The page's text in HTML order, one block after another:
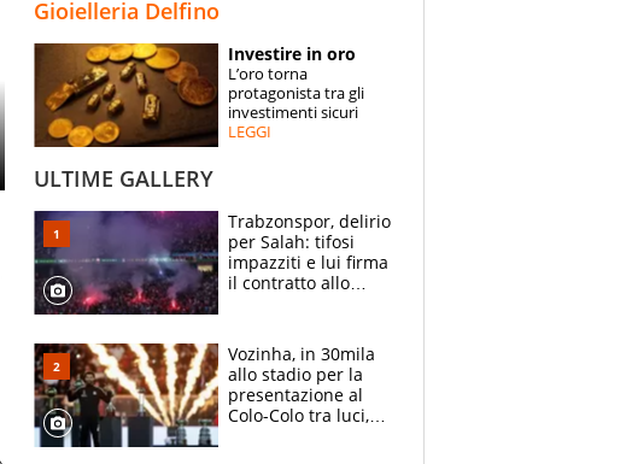
ESPERTI
CONTATTI
Gioielleria Delfino
Investire in oro
L’oro torna
protagonista tra gli
investimenti sicuri
LEGGI
ULTIME GALLERY
Trabzonspor, delirio
per Salah: tifosi
impazziti e lui firma
il contratto allo
Vozinha, in 30mila
allo stadio per la
presentazione al
Colo-Colo tra luci,